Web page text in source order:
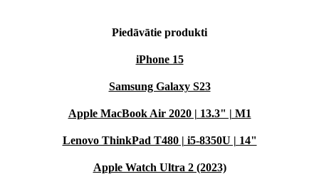
Piedāvātie produkti
iPhone 15
Samsung Galaxy S23
Apple MacBook Air 2020 | 13.3" | M1
Lenovo ThinkPad T480 | i5-8350U | 14"
Apple Watch Ultra 2 (2023)